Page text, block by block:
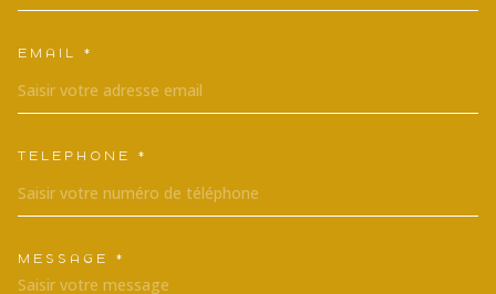
EMAIL *
TÉLÉPHONE *
TRAD_MELTEM_VOREDEMANDE
MESSAGE *